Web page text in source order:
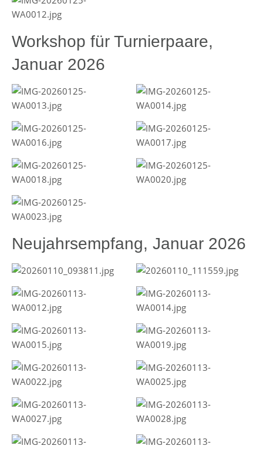
Workshop für Turnierpaare,
Januar 2026
Neujahrsempfang, Januar 2026